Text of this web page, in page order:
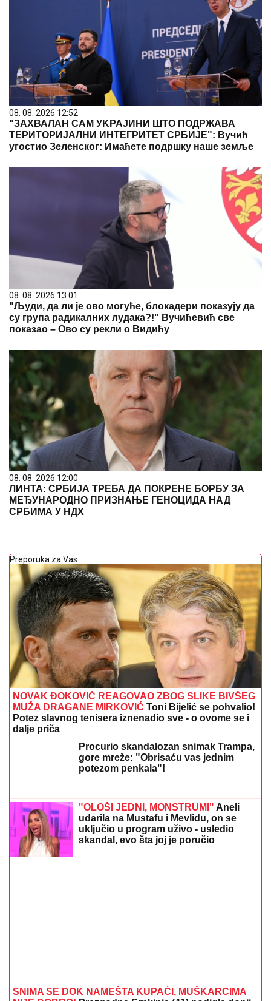
08. 08. 2026 12:52
"ЗАХВАЛАН САМ УKРАЈИНИ ШТО ПОДРЖАВА
ТЕРИТОРИЈАЛНИ ИНТЕГРИТЕТ СРБИЈЕ": Вучић
угостио Зеленског: Имаћете подршку наше земље
08. 08. 2026 13:01
"Људи, да ли је ово могуће, блокадери показују да
су група радикалних лудака?!" Вучићевић све
показао – Ово су рекли о Видићу
08. 08. 2026 12:00
ЛИНТА: СРБИЈА ТРЕБА ДА ПОКРЕНЕ БОРБУ ЗА
МЕЂУНАРОДНО ПРИЗНАЊЕ ГЕНОЦИДА НАД
СРБИМА У НДХ
Preporuka za Vas
NOVAK ĐOKOVIĆ REAGOVAO ZBOG SLIKE BIVŠEG
MUŽA DRAGANE MIRKOVIĆ Toni Bijelić se pohvalio!
Potez slavnog tenisera iznenadio sve - o ovome se i
dalje priča
Procurio skandalozan snimak Trampa,
gore mreže: "Obrisaću vas jednim
potezom penkala"!
"OLOŠI JEDNI, MONSTRUMI" Aneli
udarila na Mustafu i Mevlidu, on se
uključio u program uživo - usledio
skandal, evo šta joj je poručio
SNIMA SE DOK NAMEŠTA KUPAĆI, MUŠKARCIMA